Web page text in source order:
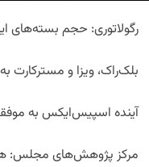
رگولاتوری: حجم بسته‌های
بلک‌راک، ویزا و مسترکارت
آینده اسپیس‌ایکس به
مرکز پژوهش‌های مجلس: